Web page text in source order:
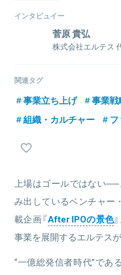
インタビュイー
菅原 貴弘
株式会社エルテス
板、ブログ、SNSなど新しい
む。2016年11月に東証マザ
対応支援を行うAIセキュリ
に設立するなど、リスク検知
関連情報をみる
関連タグ
事業立ち上げ 事業戦
組織・カルチャー
上場はゴールではない
み出しているベンチャー
載企画『After IPOの景色
事業を展開するエルテスが
“一億総発信者時代”であ